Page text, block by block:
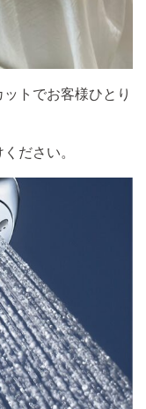
トでお客様ひとり
ださい。